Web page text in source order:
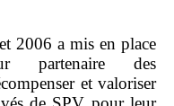
2006 a mis en place
partenaire des
et valoriser